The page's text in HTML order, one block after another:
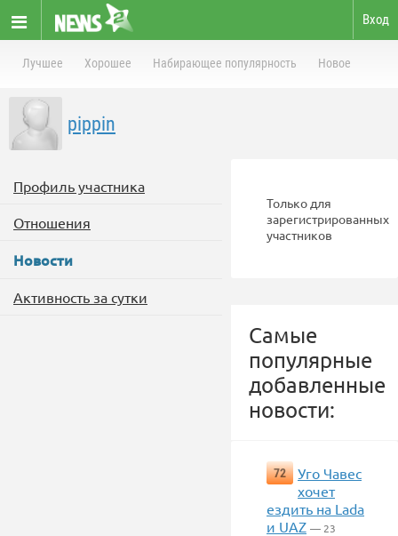
Вход
Лучшее Хорошее Набирающее популярность Новое
pippin
Профиль участника
Отношения
Новости
Активность за сутки
Только для
зарегистрированных
участников
Самые
популярные
добавленные
новости:
72
Уго Чавес
хочет
ездить на Lada
и UAZ — 23